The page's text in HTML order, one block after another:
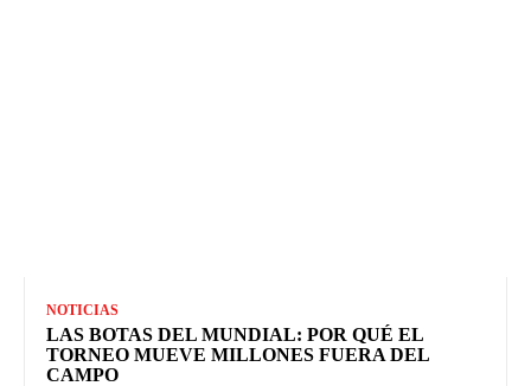
NOTICIAS
LAS BOTAS DEL MUNDIAL: POR QUÉ EL
TORNEO MUEVE MILLONES FUERA DEL
CAMPO